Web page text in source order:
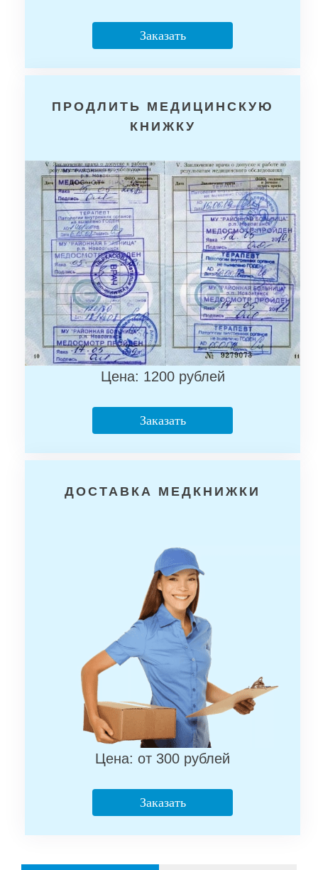
Заказать
ПРОДЛИТЬ МЕДИЦИНСКУЮ
КНИЖКУ
Цена: 1200 рублей
Заказать
ДОСТАВКА МЕДКНИЖКИ
Цена: от 300 рублей
Заказать